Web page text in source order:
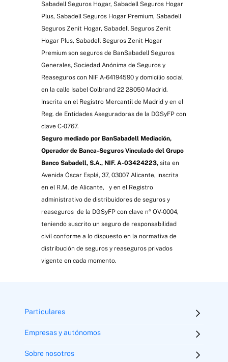
Servicio de eficiencia energética
Sabadell Seguros Hogar, Sabadell Seguros Hogar
Plus, Sabadell Seguros Hogar Premium, Sabadell
Seguros Zenit Hogar, Sabadell Seguros Zenit
Hogar Plus, Sabadell Seguros Zenit Hogar
Premium son seguros de BanSabadell Seguros
Generales, Sociedad Anónima de Seguros y
Reaseguros con NIF A-64194590 y domicilio social
en la calle Isabel Colbrand 22 28050 Madrid.
Inscrita en el Registro Mercantil de Madrid y en el
Reg. de Entidades Aseguradoras de la DGSyFP con
clave C-0767.
Seguro mediado por BanSabadell Mediación,
Operador de Banca-Seguros Vinculado del Grupo
Banco Sabadell, S.A., NIF. A-03424223, sita en
Avenida Óscar Esplá, 37, 03007 Alicante, inscrita
en el R.M. de Alicante, y en el Registro
administrativo de distribuidores de seguros y
reaseguros de la DGSyFP con clave nº OV-0004,
teniendo suscrito un seguro de responsabilidad
civil conforme a lo dispuesto en la normativa de
distribución de seguros y reaseguros privados
vigente en cada momento.
Particulares
Empresas y autónomos
Sobre nosotros